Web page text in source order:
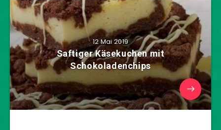
12 Mai 2019
Saftiger Käsekuchen mit
Schokoladenchips